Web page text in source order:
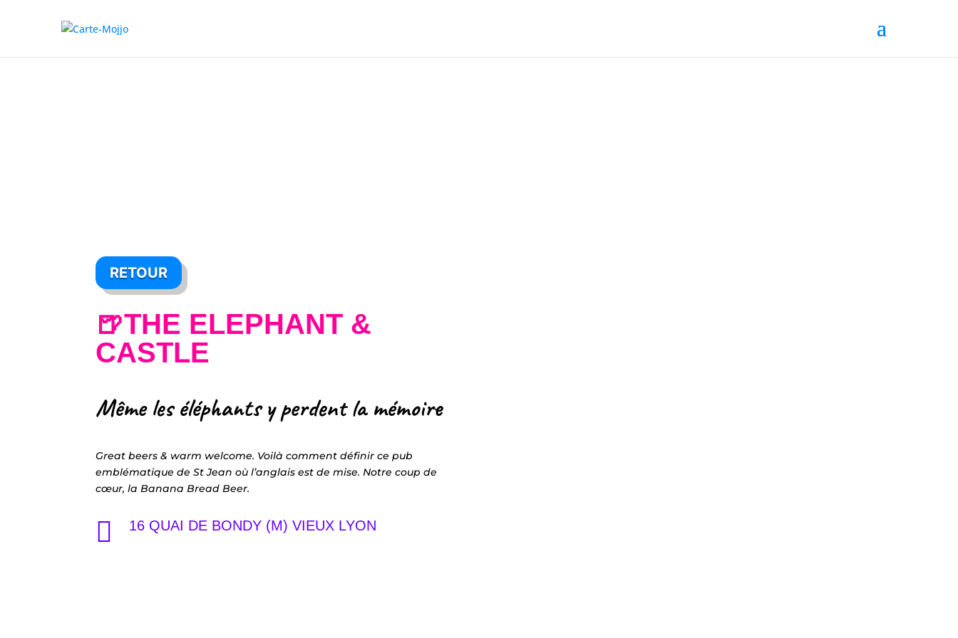
RETOUR
🍺THE ELEPHANT &
CASTLE
Même les éléphants y perdent la mémoire
Great beers & warm welcome. Voilà comment définir ce pub
emblématique de St Jean où l’anglais est de mise. Notre coup de
cœur, la Banana Bread Beer.
 16 QUAI DE BONDY (M) VIEUX LYON